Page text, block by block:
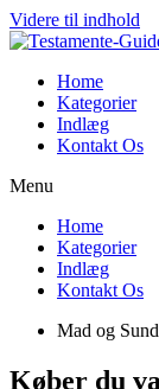
Videre til indhold
Home
Kategorier
Indlæg
Kontakt Os
Menu
Home
Kategorier
Indlæg
Kontakt Os
Mad og
Køber du